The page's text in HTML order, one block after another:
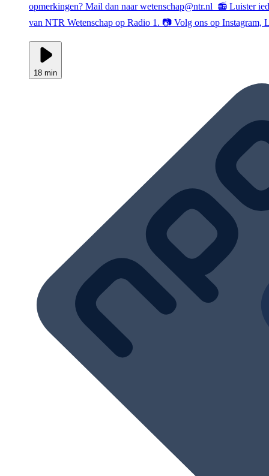
opmerkingen? Mail dan naar wetenschap@ntr.nl 📻 Luister
van NTR Wetenschap op Radio 1. 📷 Volg ons op Instagram,
18 min